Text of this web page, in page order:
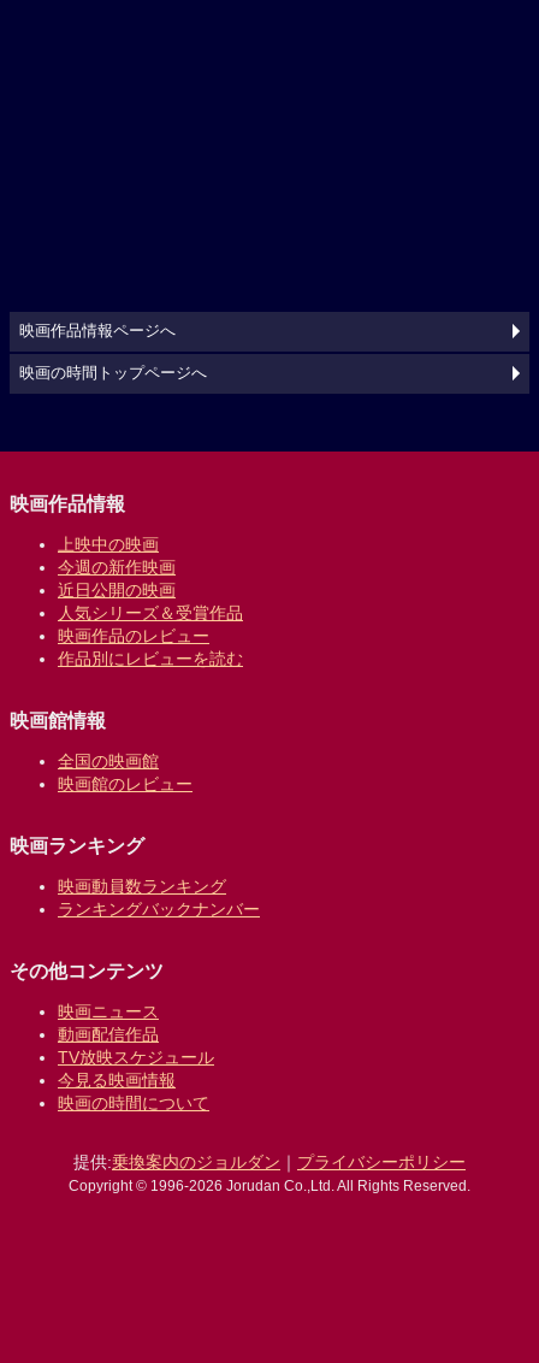
映画作品情報ページへ
映画の時間トップページへ
映画作品情報
上映中の映画
今週の新作映画
近日公開の映画
人気シリーズ＆受賞作品
映画作品のレビュー
作品別にレビューを読む
映画館情報
全国の映画館
映画館のレビュー
映画ランキング
映画動員数ランキング
ランキングバックナンバー
その他コンテンツ
映画ニュース
動画配信作品
TV放映スケジュール
今見る映画情報
映画の時間について
提供:乗換案内のジョルダン ｜ プライバシーポリシー
Copyright © 1996-2026 Jorudan Co.,Ltd. All Rights Reserved.